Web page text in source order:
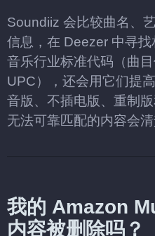
Soundiiz 会比较曲名、
信息，在 Deezer 中寻
音乐行业标准代码（曲
UPC），还会用它们提
音版、不插电版、重制
无法可靠匹配的内容会
我的 Amazon
内容被删除吗？